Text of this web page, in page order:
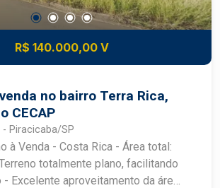
R$ 140.000,00 V
no bairro Terra Rica,
CECAP
- Piracicaba/SP
Rica - Área total:
totalmente plano, facilitando
Excelente aproveitamento da área